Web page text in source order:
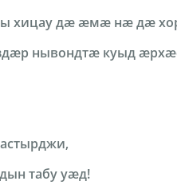
хицау дӕ æмæ нæ дæ
нывондтæ куыд
табу уæд!